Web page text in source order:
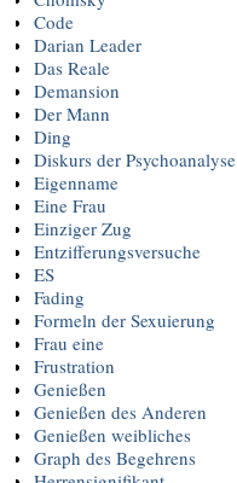
Code
Darian Leader
Das Reale
Demansion
Der Mann
Ding
Diskurs der Psychoanalyse
Eigenname
Eine Frau
Einziger Zug
Entzifferungsversuche
ES
Fading
Formeln der Sexuierung
Frau eine
Frustration
Genießen
Genießen des Anderen
Genießen weibliches
Graph des Begehrens